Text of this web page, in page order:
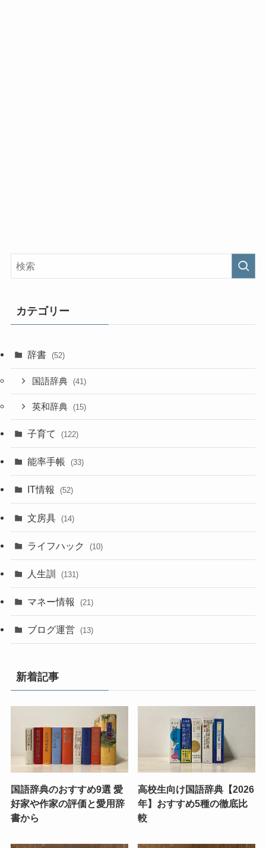
カテゴリー
辞書 (52)
国語辞典 (41)
英和辞典 (15)
子育て (122)
能率手帳 (33)
IT情報 (52)
文房具 (14)
ライフハック (10)
人生訓 (131)
マネー情報 (21)
ブログ運営 (13)
新着記事
国語辞典のおすすめ9選 愛
好家や作家の評価と愛用辞
書から
高校生向け国語辞典【2026
年】おすすめ5種の徹底比
較